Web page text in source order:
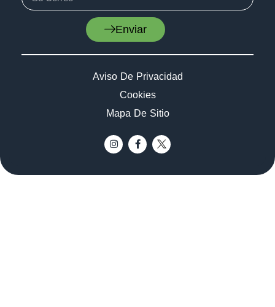
Enviar
Aviso De Privacidad
Cookies
Mapa De Sitio